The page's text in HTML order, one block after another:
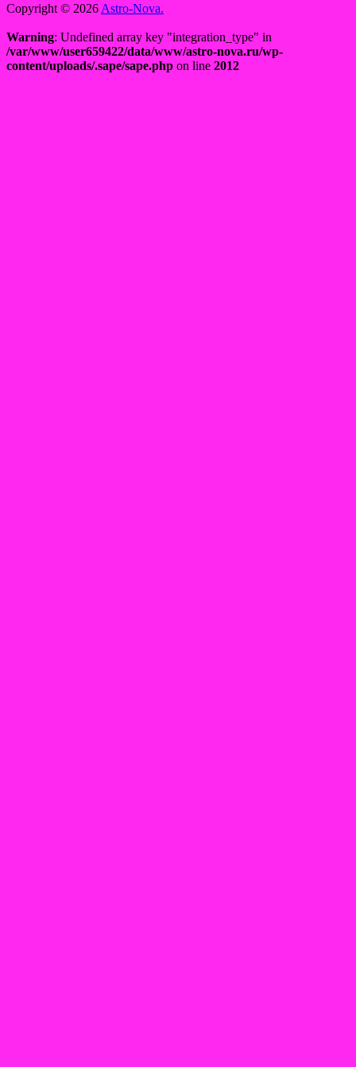
Copyright © 2026 Astro-Nova.
Warning: Undefined array key "integration_type" in
/var/www/user659422/data/www/astro-nova.ru/wp-
content/uploads/.sape/sape.php on line 2012